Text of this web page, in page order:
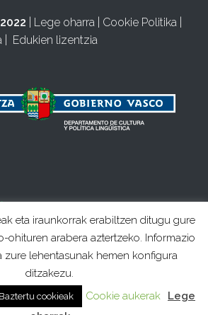
Lege oharra Cookie Politika
Edukien lizentzia
eta iraunkorrak erabiltzen ditugu gure
ohituren arabera aztertzeko. Informazio
zure lehentasunak hemen konfigura
ditzakezu.
Baztertu cookieak Cookie aukerak
Lege